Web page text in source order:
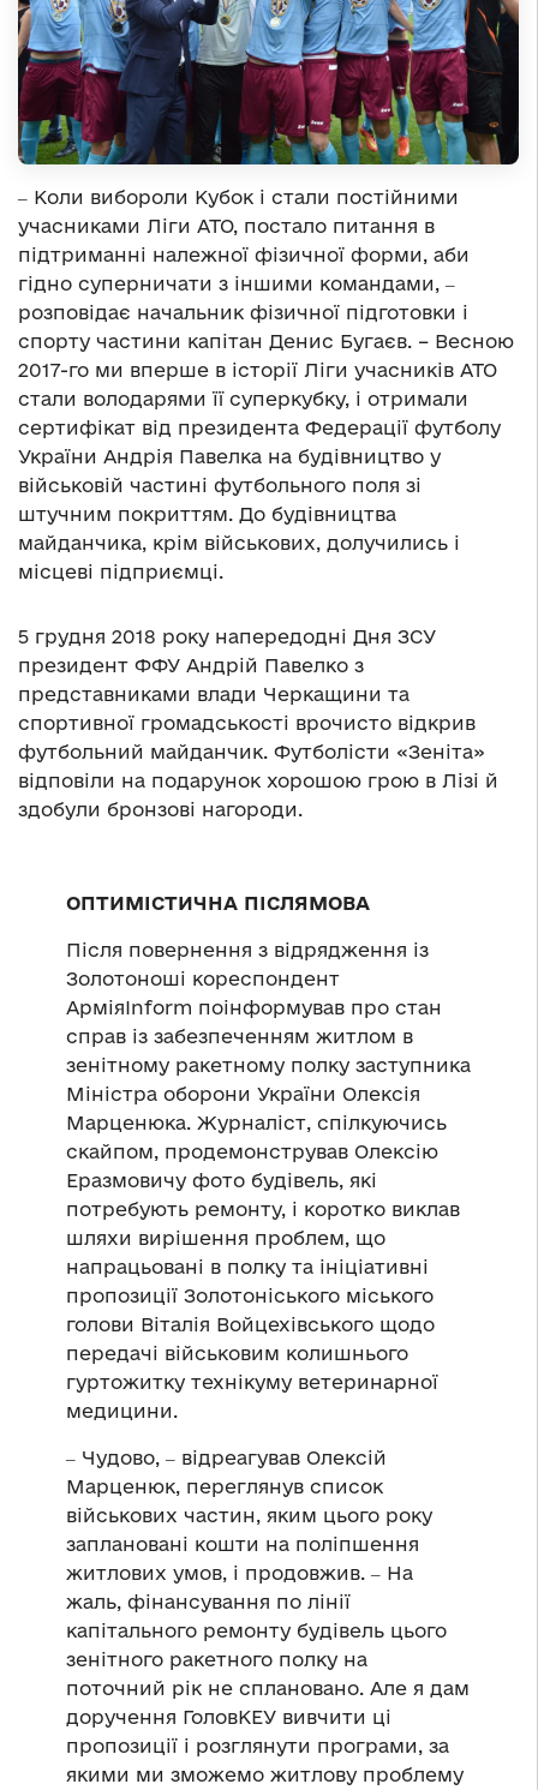
‒ Коли вибороли Кубок і стали постійними
учасниками Ліги АТО, постало питання в
підтриманні належної фізичної форми, аби
гідно суперничати з іншими командами, ‒
розповідає начальник фізичної підготовки і
спорту частини капітан Денис Бугаєв. – Весною
2017-го ми вперше в історії Ліги учасників АТО
стали володарями її суперкубку, і отримали
сертифікат від президента Федерації футболу
України Андрія Павелка на будівництво у
військовій частині футбольного поля зі
штучним покриттям. До будівництва
майданчика, крім військових, долучились і
місцеві підприємці.
5 грудня 2018 року напередодні Дня ЗСУ
президент ФФУ Андрій Павелко з
представниками влади Черкащини та
спортивної громадськості врочисто відкрив
футбольний майданчик. Футболісти «Зеніта»
відповіли на подарунок хорошою грою в Лізі й
здобули бронзові нагороди.
ОПТИМІСТИЧНА ПІСЛЯМОВА
Після повернення з відрядження із
Золотоноші кореспондент
АрміяInform поінформував про стан
справ із забезпеченням житлом в
зенітному ракетному полку заступника
Міністра оборони України Олексія
Марценюка. Журналіст, спілкуючись
скайпом, продемонстрував Олексію
Еразмовичу фото будівель, які
потребують ремонту, і коротко виклав
шляхи вирішення проблем, що
напрацьовані в полку та ініціативні
пропозиції Золотоніського міського
голови Віталія Войцехівського щодо
передачі військовим колишнього
гуртожитку технікуму ветеринарної
медицини.
‒ Чудово, ‒ відреагував Олексій
Марценюк, переглянув список
військових частин, яким цього року
заплановані кошти на поліпшення
житлових умов, і продовжив. ‒ На
жаль, фінансування по лінії
капітального ремонту будівель цього
зенітного ракетного полку на
поточний рік не сплановано. Але я дам
доручення ГоловКЕУ вивчити ці
пропозиції і розглянути програми, за
якими ми зможемо житлову проблему